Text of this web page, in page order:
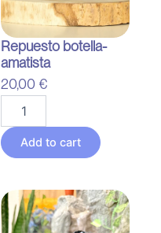
Repuesto botella-
amatista
20,00 €
botella-
amatista
quantityAdd to cart